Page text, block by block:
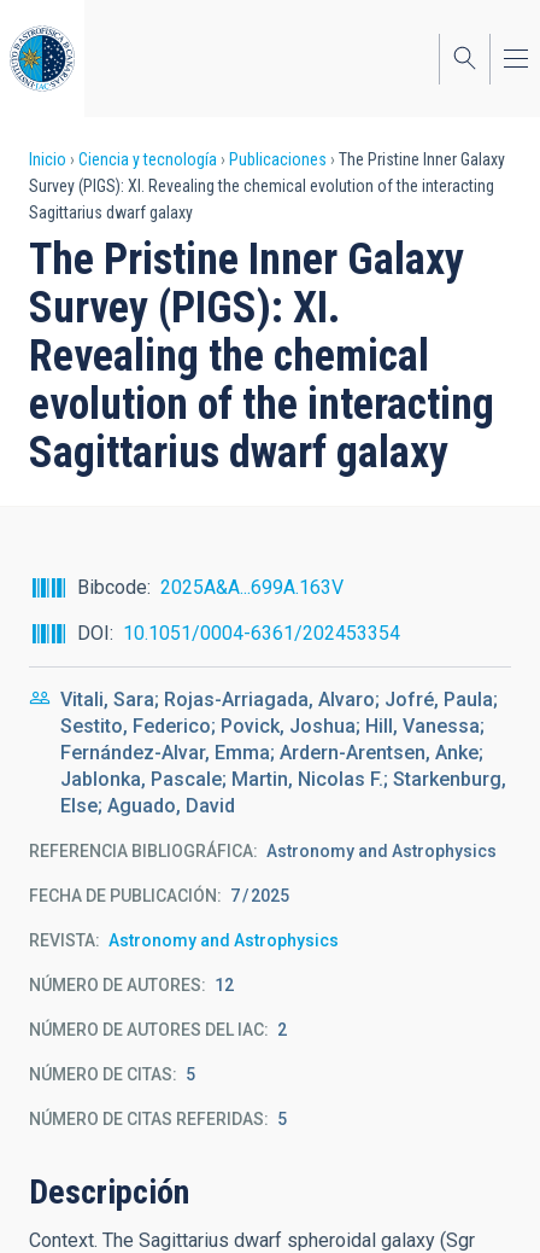
al
contenido
principal
Sobrescribir
enlaces
de
ayuda
a
la
navegación
Inicio Ciencia y tecnología Publicaciones
The Pristine Inner Galaxy
Survey (PIGS): XI. Revealing the chemical evolution of the interacting
Sagittarius dwarf galaxy
The Pristine Inner Galaxy
Survey (PIGS): XI.
Revealing the chemical
evolution of the interacting
Sagittarius dwarf galaxy
Bibcode
2025A&A...699A.163V
DOI
10.1051/0004-6361/202453354
Vitali, Sara; Rojas-Arriagada, Alvaro; Jofré, Paula;
Sestito, Federico; Povick, Joshua; Hill, Vanessa;
Fernández-Alvar, Emma; Ardern-Arentsen, Anke;
Jablonka, Pascale; Martin, Nicolas F.; Starkenburg,
Else; Aguado, David
REFERENCIA BIBLIOGRÁFICA Astronomy and Astrophysics
FECHA DE PUBLICACIÓN: 7 2025
REVISTA Astronomy and Astrophysics
NÚMERO DE AUTORES 12
NÚMERO DE AUTORES DEL IAC 2
NÚMERO DE CITAS 5
NÚMERO DE CITAS REFERIDAS 5
Descripción
Context. The Sagittarius dwarf spheroidal galaxy (Sgr